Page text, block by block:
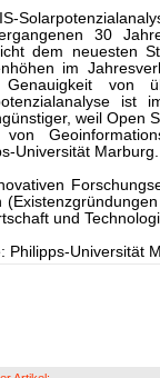
30
dem neuesten
im
Genauigkeit von
ist
weil Open
von
Universität Marburg.
und
Philipps-Universität